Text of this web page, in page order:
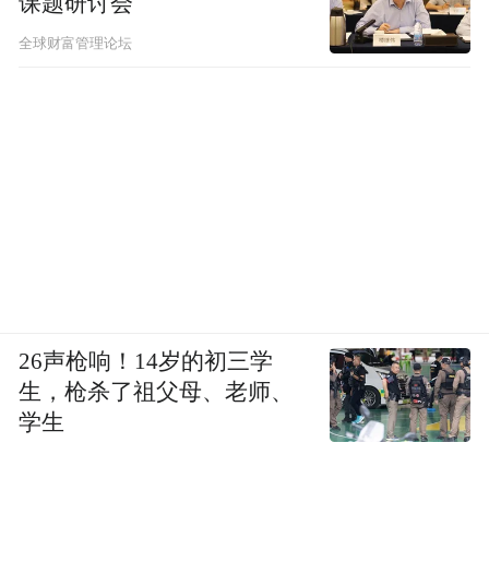
全球财富管理论坛
26声枪响！14岁的初三学
生，枪杀了祖父母、老师、
学生